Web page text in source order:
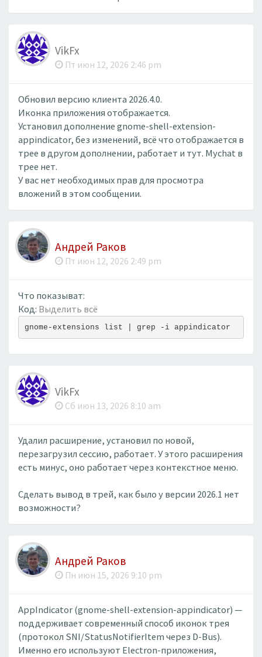
VikFx
Пт июн 12, 2026 2:46 pm
Обновил версию клиента 2026.4.0.
Иконка приложения отображается.
Установил дополнение gnome-shell-extension-
appindicator, без изменений, всё что отображается в
трее в другом дополнении, работает и тут. Mychat в
трее нет.
У вас нет необходимых прав для просмотра
вложений в этом сообщении.
Андрей Раков
Пт июн 12, 2026 2:49 pm
Что показыват:
Код: Выделить всё
gnome-extensions list | grep -i appindicator
VikFx
Сб июн 13, 2026 8:10 am
Удалил расширение, установил по новой,
перезагрузил сессию, работает. У этого расширения
есть минус, оно работает через контекстное меню.
Сделать вывод в трей, как было у версии 2026.1 нет
возможности?
Андрей Раков
Пн июн 15, 2026 9:10 pm
AppIndicator (gnome-shell-extension-appindicator) —
поддерживает современный способ иконок трея
(протокол SNI/StatusNotifierItem через D-Bus).
Именно его используют Electron-приложения,